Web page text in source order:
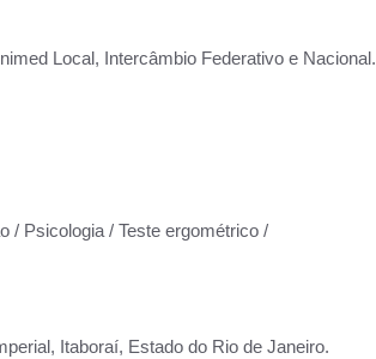
Local, Intercâmbio Federativo e Nacional.
/ Psicologia / Teste ergométrico /
Itaboraí, Estado do Rio de Janeiro.